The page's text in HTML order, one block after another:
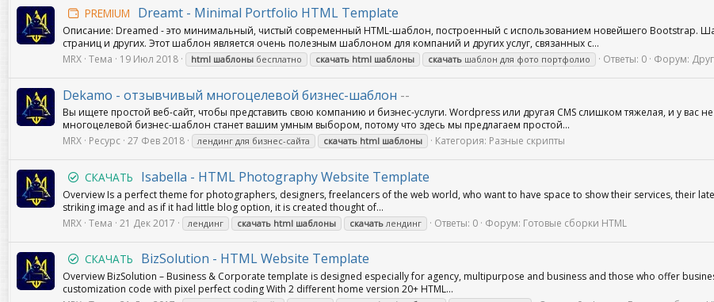
PREMIUM Dreamt - Minimal Portfolio HTML Template
Описание: Dreamed - это минимальный, чистый современный HTML-шаблон, построенный с использованием новейшего Bootstrap.
страниц и других. Этот шаблон является очень полезным шаблоном для компаний и других услуг, связанных с...
MRX Тема 19 Июл 2018 html шаблоны бесплатно скачать html шаблоны скачать шаблон для фото портфолио Ответы: 0 Форум:
Dekamo - отзывчивый многоцелевой бизнес-шаблон --
Вы ищете простой веб-сайт, чтобы представить свою компанию и бизнес-услуги. Wordpress или другая CMS слишком тяжелая, и у вас
многоцелевой бизнес-шаблон станет вашим умным выбором, потому что здесь мы предлагаем простой...
MRX Ресурс 27 Фев 2018 лендинг для бизнес-сайта скачать html шаблоны Категория: Разные скрипты
СКАЧАТЬ Isabella - HTML Photography Website Template
Overview Is a perfect theme for photographers, designers, freelancers of the web world, who want to have space to show their services, their
striking image and as if it had little blog option, it is created thought of...
MRX Тема 21 Дек 2017 лендинг скачать html шаблоны скачать лендинг Ответы: 0 Форум: Готовые сборки HTML
СКАЧАТЬ BizSolution - HTML Website Template
Overview BizSolution – Business & Corporate template is designed especially for agency, multipurpose and business and those who offer
customization code with pixel perfect coding With 2 different home version 20+ HTML...